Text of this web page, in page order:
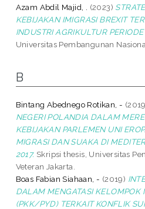
Azam Abdil Majid, .
(2023)
KEBIJAKAN IMIGRASI BREXIT
INDUSTRI AGRIKULTUR
Universitas Pembangunan
B
Bintang Abednego Rotikan, -
NEGERI POLANDIA DALAM
KEBIJAKAN PARLEMEN UNI
MIGRASI DAN SUAKA DI
2017. Skripsi thesis, Universitas
Veteran Jakarta.
Boas Fabian Siahaan, - (2019)
DALAM MENGATASI KELOMPOK
(PKK/PYD) TERKAIT KONFLIK